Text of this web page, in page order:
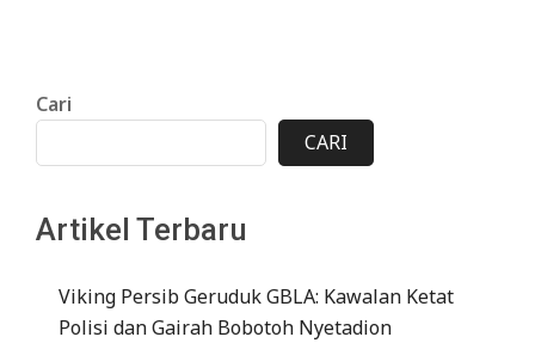
Cari
CARI
Artikel Terbaru
Viking Persib Geruduk GBLA: Kawalan Ketat
Polisi dan Gairah Bobotoh Nyetadion